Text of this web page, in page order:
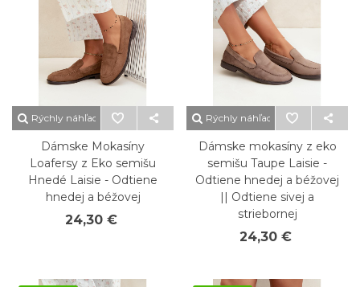
Rýchly náhľad
Dámske Mokasíny
Loafersy z Eko semišu
Hnedé Laisie - Odtiene
hnedej a béžovej
24,30 €
Rýchly náhľad
Dámske mokasíny z eko
semišu Taupe Laisie -
Odtiene hnedej a béžovej
|| Odtiene sivej a
striebornej
24,30 €